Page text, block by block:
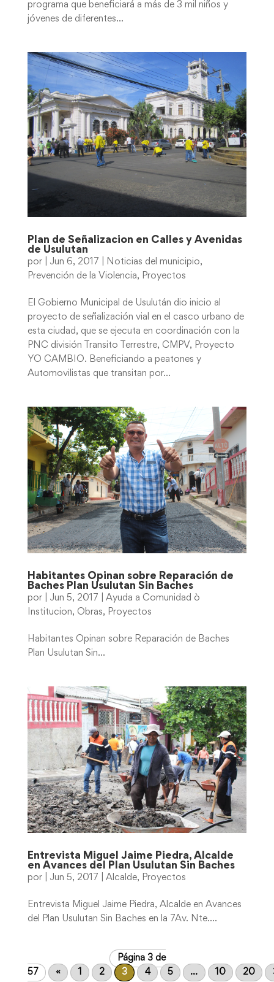
programa que beneficiará a más de 3 mil niños y
jóvenes de diferentes...
Plan de Señalizacion en Calles y Avenidas
de Usulutan
por Jun 6, 2017 Noticias del municipio,
Prevención de la Violencia, Proyectos
El Gobierno Municipal de Usulután dio inicio al
proyecto de señalización vial en el casco urbano de
esta ciudad, que se ejecuta en coordinación con la
PNC división Transito Terrestre, CMPV, Proyecto
YO CAMBIO. Beneficiando a peatones y
Automovilistas que transitan por...
Habitantes Opinan sobre Reparación de
Baches Plan Usulutan Sin Baches
por Jun 5, 2017
Ayuda a Comunidad ò
Institucion, Obras, Proyectos
Habitantes Opinan sobre Reparación de Baches
Plan Usulutan Sin...
Entrevista Miguel Jaime Piedra, Alcalde
en Avances del Plan Usulutan Sin Baches
por Jun 5, 2017 Alcalde, Proyectos
Entrevista Miguel Jaime Piedra, Alcalde en Avances
del Plan Usulutan Sin Baches en la 7Av. Nte....
Página 3 de
57
« 2 3 4 5 ... 10 20